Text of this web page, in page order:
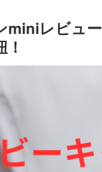
miniレビュ